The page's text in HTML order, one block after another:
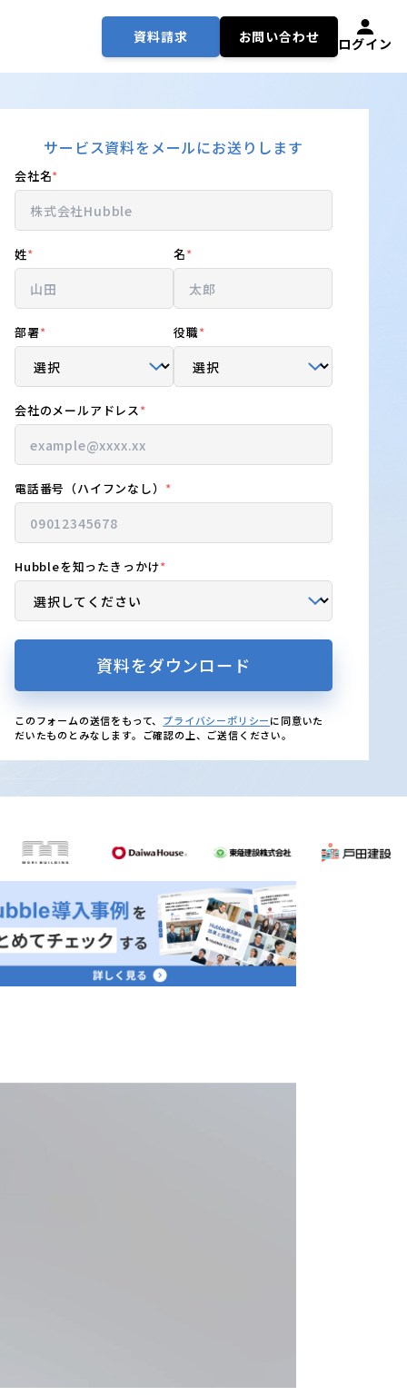
資料請求 お問い合わせ ログイン
サービス資料をメールにお送りします
会社名*
姓* 名*
部署* 役職*
会社のメールアドレス*
電話番号（ハイフンなし） *
Hubbleを知ったきっかけ*
このフォームの送信をもって、 プライバシーポリシーに同意いた
だいたものとみなします。ご確認の上、ご送信ください。